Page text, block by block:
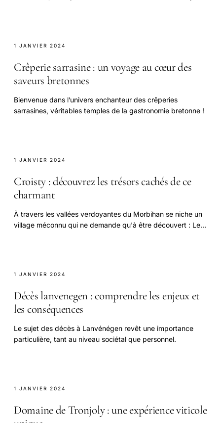
1 JANVIER 2024
Crêperie sarrasine : un voyage au cœur des
saveurs bretonnes
Bienvenue dans l’univers enchanteur des crêperies
sarrasines, véritables temples de la gastronomie bretonne !
1 JANVIER 2024
Croisty : découvrez les trésors cachés de ce
charmant
À travers les vallées verdoyantes du Morbihan se niche un
village méconnu qui ne demande qu'à être découvert : Le
1 JANVIER 2024
Décès lanvenegen : comprendre les enjeux et
les conséquences
Le sujet des décès à Lanvénégen revêt une importance
particulière, tant au niveau sociétal que personnel.
1 JANVIER 2024
Domaine de Tronjoly : une expérience viticole